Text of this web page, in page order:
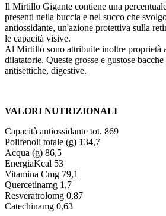
Il Mirtillo Gigante contiene una
presenti nella buccia e nel succo che
antiossidante, un'azione protettiva sulla
le capacità visive.
Al Mirtillo sono attribuite inoltre proprietà
dilatatorie. Queste grosse e gustose
antisettiche, digestive.
VALORI NUTRIZIONALI
Capacità antiossidante tot. 869
Polifenoli totale (g) 134,7
Acqua (g) 86,5
EnergiaKcal 53
Vitamina Cmg 79,1
Quercetinamg 1,7
Resveratrolomg 0,87
Catechinamg 0,63